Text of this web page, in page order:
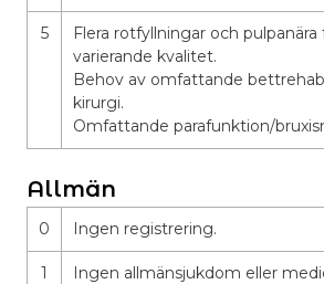
5
Flera rotfyllningar och pulpanära
varierande kvalitet.
Behov av omfattande
kirurgi.
Omfattande parafunktion/
Allmän
0 Ingen registrering.
1
Ingen allmänsjukdom eller